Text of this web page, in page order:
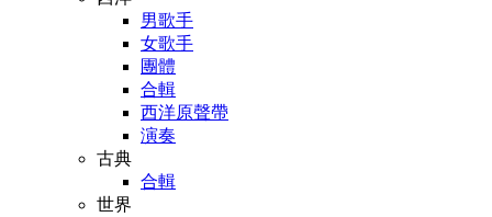
男歌手
女歌手
團體
合輯
西洋原聲帶
演奏
古典
合輯
世界